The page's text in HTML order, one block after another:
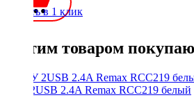
Купить в 1 клик
С этим товаром
АЗУ 2USB 2.4A Remax RCC219 белый